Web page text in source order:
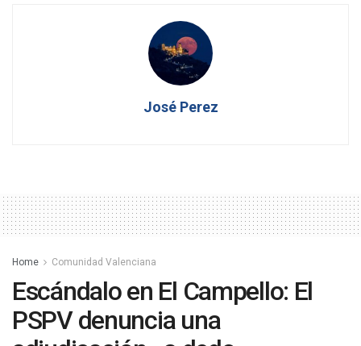
José Perez
Home Comunidad Valenciana
Escándalo en El Campello: El
PSPV denuncia una